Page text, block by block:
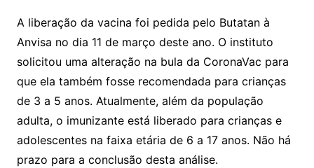
A liberação da vacina foi pedida pelo Butatan à
Anvisa no dia 11 de março deste ano. O instituto
solicitou uma alteração na bula da CoronaVac para
que ela também fosse recomendada para crianças
de 3 a 5 anos. Atualmente, além da população
adulta, o imunizante está liberado para crianças e
adolescentes na faixa etária de 6 a 17 anos. Não há
prazo para a conclusão desta análise.